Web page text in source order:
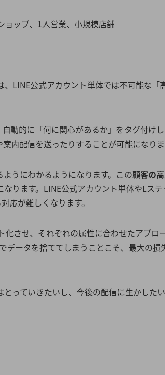
ョップ、1人営業、小規模店舗
LINE公式アカウント単体では不可能な「
動的に「何に関心があるか」をタグ付け
内配信を送ったりすることが可能になり
うにわかるようになります。この顧客の
ります。LINE公式アカウント単体やLス
応が難しくなります。
させ、それぞれの属性に合わせたアプロ
データを捨ててしまうことこそ、最大の損
っていきたいし、今後の配信に生かした